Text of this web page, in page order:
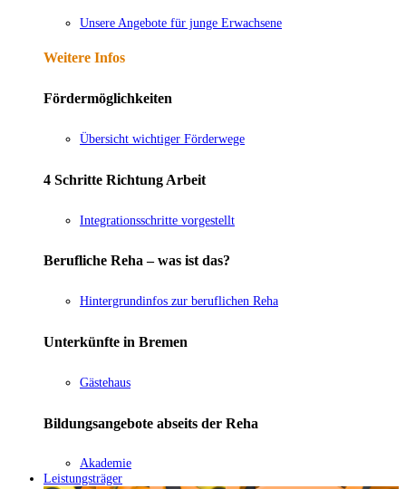
Unsere Angebote für junge Erwachsene
Weitere Infos
Fördermöglichkeiten
Übersicht wichtiger Förderwege
4 Schritte Richtung Arbeit
Integrationsschritte vorgestellt
Berufliche Reha – was ist das?
Hintergrundinfos zur beruflichen Reha
Unterkünfte in Bremen
Gästehaus
Bildungsangebote abseits der Reha
Akademie
Leistungsträger